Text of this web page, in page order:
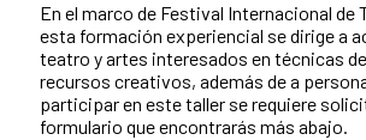
En el marco de Festival Internacional
esta formación experiencial se dirige a
teatro y artes interesados en técnicas
recursos creativos, además de a
participar en este taller se requiere
formulario que encontrarás más abajo.